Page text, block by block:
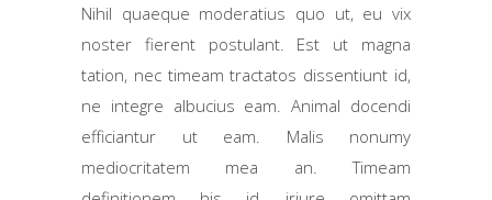
Nihil quaeque moderatius quo ut, eu vix
noster fierent postulant. Est ut magna
tation, nec timeam tractatos dissentiunt id,
ne integre albucius eam. Animal docendi
efficiantur ut eam. Malis nonumy
mediocritatem mea an. Timeam